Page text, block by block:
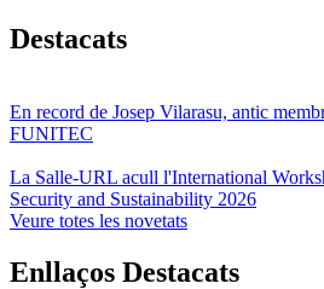
Destacats
En record de Josep Vilarasu, antic
FUNITEC
La Salle-URL acull l'International
Security and Sustainability 2026
Veure totes les novetats
Enllaços Destacats